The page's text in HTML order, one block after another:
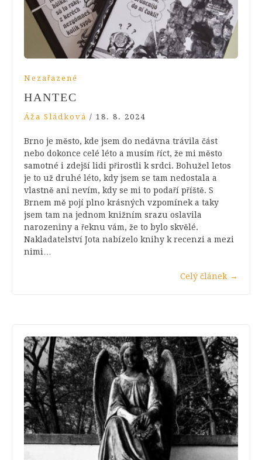
Nezařazené
HANTEC
Áža Sládková / 18. 8. 2024
Brno je město, kde jsem do nedávna trávila část
nebo dokonce celé léto a musím říct, že mi město
samotné i zdejší lidi přirostli k srdci. Bohužel letos
je to už druhé léto, kdy jsem se tam nedostala a
vlastně ani nevím, kdy se mi to podaří příště. S
Brnem mě pojí plno krásných vzpomínek a taky
jsem tam na jednom knižním srazu oslavila
narozeniny a řeknu vám, že to bylo skvělé.
Nakladatelství Jota nabízelo knihy k recenzi a mezi
nimi…
Celý článek →